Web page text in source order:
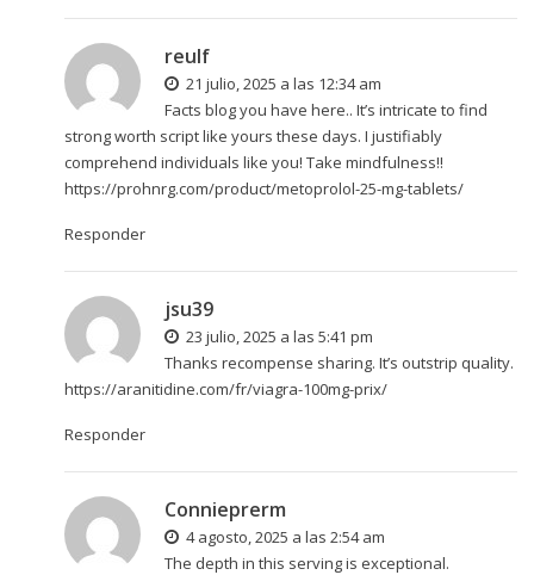
reulf
21 julio, 2025 a las 12:34 am
Facts blog you have here.. It’s intricate to find
strong worth script like yours these days. I justifiably
comprehend individuals like you! Take mindfulness!!
https://prohnrg.com/product/metoprolol-25-mg-tablets/
Responder
jsu39
23 julio, 2025 a las 5:41 pm
Thanks recompense sharing. It’s outstrip quality.
https://aranitidine.com/fr/viagra-100mg-prix/
Responder
Connieprerm
4 agosto, 2025 a las 2:54 am
The depth in this serving is exceptional.